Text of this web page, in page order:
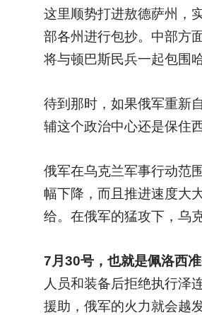
这里顺势打进敖德萨州，
部各州进行包抄。中部方
将与顿巴斯民兵一起包围
待到那时，如果俄军重新
辅这个政治中心还是保住
俄军在乌克兰军事行动范
幅下降，而且推进速度大
给。在俄军的猛攻下，乌
7月30号，也就是佩洛西
人员和装备后拒绝执行泽
援助，俄军的火力就会越